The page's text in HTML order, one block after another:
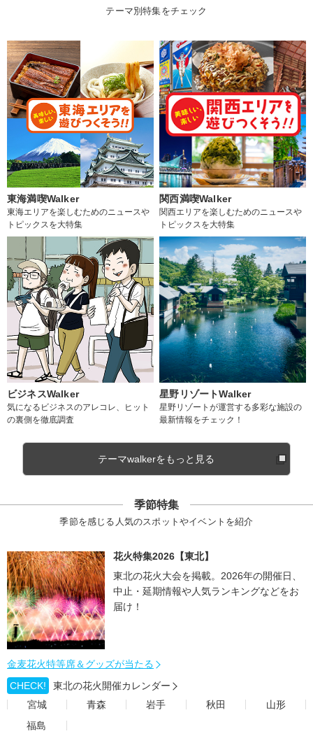
テーマ別特集をチェック
東海満喫Walker
東海エリアを楽しむためのニュースや
トピックスを大特集
関西満喫Walker
関西エリアを楽しむためのニュースや
トピックスを大特集
ビジネスWalker
気になるビジネスのアレコレ、ヒット
の裏側を徹底調査
星野リゾートWalker
星野リゾートが運営する多彩な施設の
最新情報をチェック！
テーマwalkerをもっと見る
季節特集
季節を感じる人気のスポットやイベントを紹介
花火特集2026【東北】
東北の花火大会を掲載。2026年の開催日、
中止・延期情報や人気ランキングなどをお
届け！
金麦花火特等席＆グッズが当たる
CHECK!
東北の花火開催カレンダー
宮城
青森 岩手 秋田
山形
福島